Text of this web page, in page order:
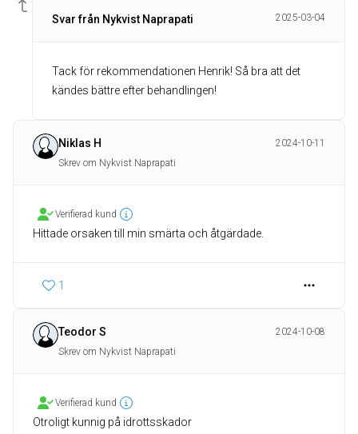
Svar från Nykvist Naprapati 2025-03-04
Tack för rekommendationen Henrik! Så bra att det
kändes bättre efter behandlingen!
Niklas H
2024-10-11
Skrev om Nykvist Naprapati
Verifierad kund
Hittade orsaken till min smärta och åtgärdade.
1
Teodor S
2024-10-08
Skrev om Nykvist Naprapati
Verifierad kund
Otroligt kunnig på idrottsskador